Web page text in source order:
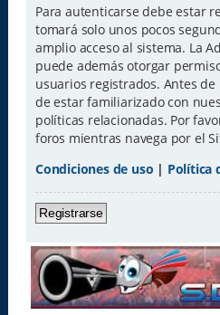
Para autenticarse debe estar
tomará solo unos pocos
amplio acceso al sistema. La
puede además otorgar
usuarios registrados. Antes
de estar familiarizado con
políticas relacionadas. Por
foros mientras navega por el
Condiciones de uso | Política
Registrarse